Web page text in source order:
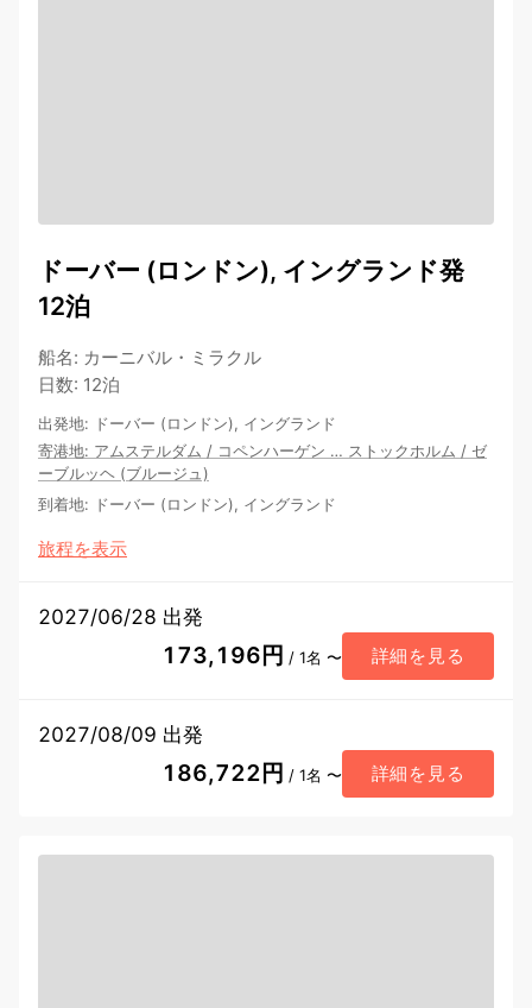
ドーバー (ロンドン), イングランド発
12泊
船名: カーニバル・ミラクル
日数: 12泊
出発地: ドーバー (ロンドン), イングランド
寄港地: アムステルダム / コペンハーゲン … ストックホルム / ゼ
ーブルッヘ (ブルージュ)
到着地: ドーバー (ロンドン), イングランド
旅程を表示
2027/06/28 出発
173,196円 / 1名 〜 詳細を見る
2027/08/09 出発
186,722円 / 1名 〜 詳細を見る